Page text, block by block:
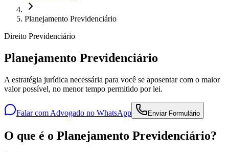
Planejamento Previdenciário
Direito Previdenciário
Planejamento Previdenciário
A estratégia jurídica necessária para você se aposentar com o maior
valor possível, no menor tempo permitido por lei.
Falar com Advogado no WhatsApp Enviar Formulário
O que é o Planejamento Previdenciário?